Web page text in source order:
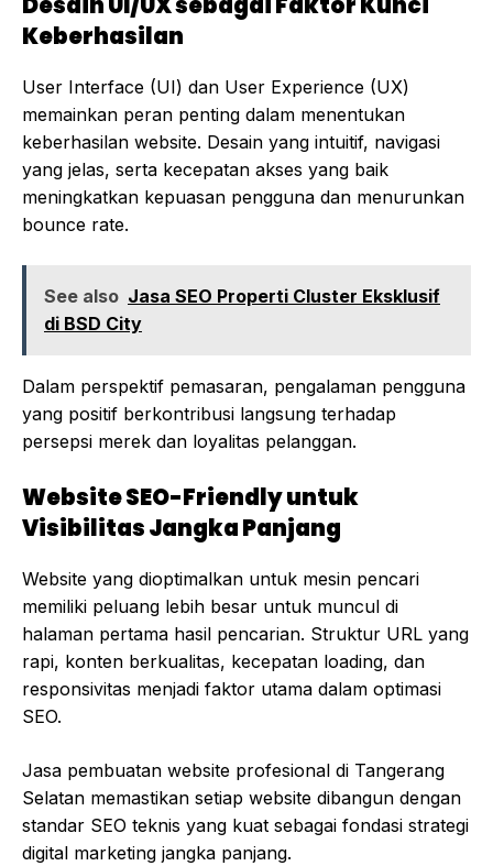
Keberhasilan
User Interface (UI) dan User Experience (UX)
memainkan peran penting dalam menentukan
keberhasilan website. Desain yang intuitif, navigasi
yang jelas, serta kecepatan akses yang baik
meningkatkan kepuasan pengguna dan menurunkan
bounce rate.
See also Jasa SEO Properti Cluster Eksklusif
di BSD City
Dalam perspektif pemasaran, pengalaman pengguna
yang positif berkontribusi langsung terhadap
persepsi merek dan loyalitas pelanggan.
Website SEO-Friendly untuk
Visibilitas Jangka Panjang
Website yang dioptimalkan untuk mesin pencari
memiliki peluang lebih besar untuk muncul di
halaman pertama hasil pencarian. Struktur URL yang
rapi, konten berkualitas, kecepatan loading, dan
responsivitas menjadi faktor utama dalam optimasi
SEO.
Jasa pembuatan website profesional di Tangerang
Selatan memastikan setiap website dibangun dengan
standar SEO teknis yang kuat sebagai fondasi strategi
digital marketing jangka panjang.